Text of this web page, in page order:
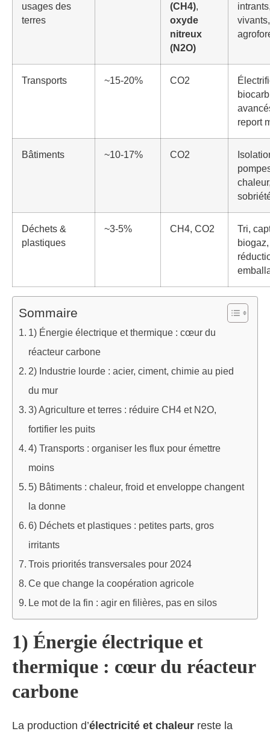
usages des
terres
(CH4),
oxyde
nitreux
(N2O)
vivants,
Transports ~15-20% CO2
report
Bâtiments ~10-17% CO2
Déchets &
plastiques
~3-5% CH4, CO2
Tri,
biogaz,
Sommaire
1) Énergie électrique et thermique : cœur du
réacteur carbone
2) Industrie lourde : acier, ciment, chimie au pied
du mur
3) Agriculture et terres : réduire CH4 et N2O,
fortifier les puits
4) Transports : organiser les flux pour émettre
moins
5) Bâtiments : chaleur, froid et enveloppe changent
la donne
6) Déchets et plastiques : petites parts, gros
irritants
Trois priorités transversales pour 2024
Ce que change la coopération agricole
Le mot de la fin : agir en filières, pas en silos
1) Énergie électrique et
thermique : cœur du réacteur
carbone
La production d’électricité et chaleur reste la